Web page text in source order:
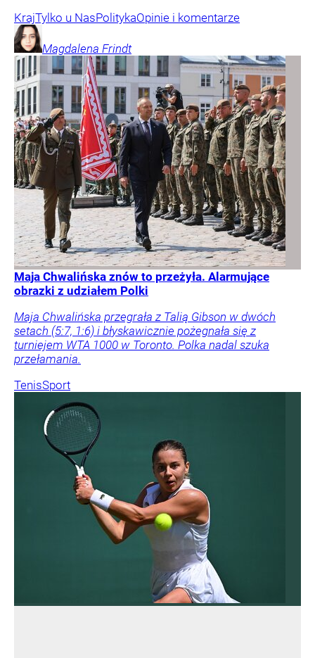
KrajTylko u NasPolitykaOpinie i komentarze
Magdalena Frindt
Maja Chwalińska znów to przeżyła. Alarmujące
obrazki z udziałem Polki
Maja Chwalińska przegrała z Talią Gibson w dwóch
setach (5:7, 1:6) i błyskawicznie pożegnała się z
turniejem WTA 1000 w Toronto. Polka nadal szuka
przełamania.
TenisSport